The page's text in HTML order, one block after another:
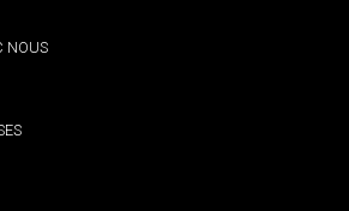
NOUS